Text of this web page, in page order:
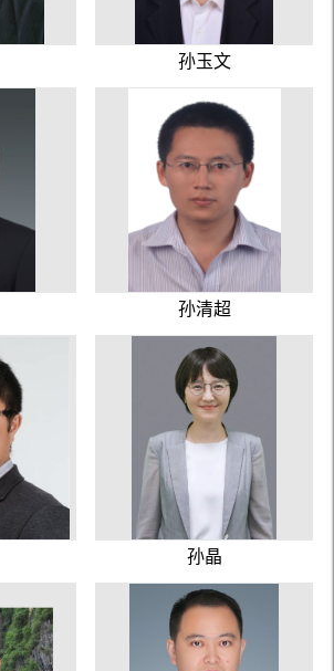
孙玉文
孙清超
孙晶